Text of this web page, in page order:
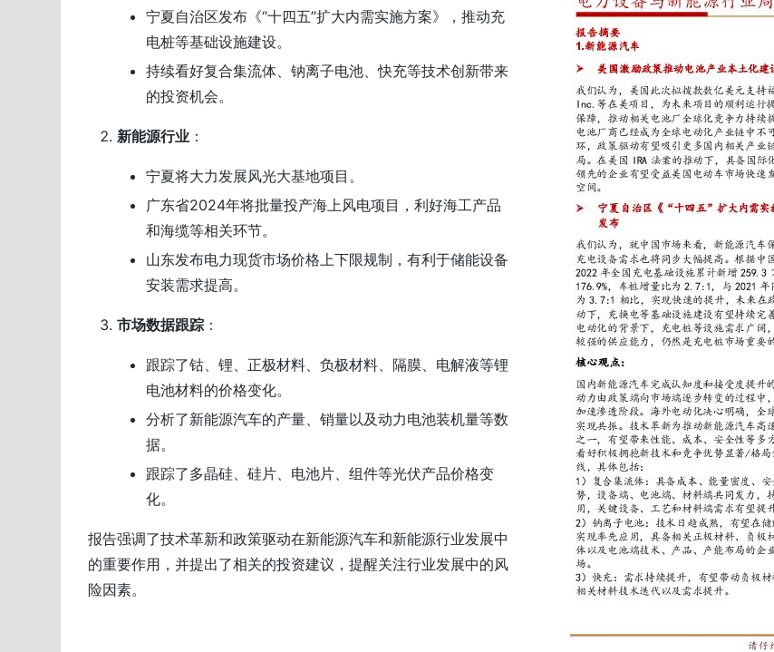
宁夏自治区发布《“十四五”扩大内需实施方案》，推动充
电桩等基础设施建设。
持续看好复合集流体、钠离子电池、快充等技术创新带来
的投资机会。
新能源行业 ：
宁夏将大力发展风光大基地项目。
广东省2024年将批量投产海上风电项目，利好海工产品
和海缆等相关环节。
山东发布电力现货市场价格上下限规制，有利于储能设备
安装需求提高。
市场数据跟踪 ：
跟踪了钴、锂、正极材料、负极材料、隔膜、电解液等锂
电池材料的价格变化。
分析了新能源汽车的产量、销量以及动力电池装机量等数
据。
跟踪了多晶硅、硅片、电池片、组件等光伏产品价格变
化。
报告强调了技术革新和政策驱动在新能源汽车和新能源行业发展中
的重要作用，并提出了相关的投资建议，提醒关注行业发展中的风
险因素。